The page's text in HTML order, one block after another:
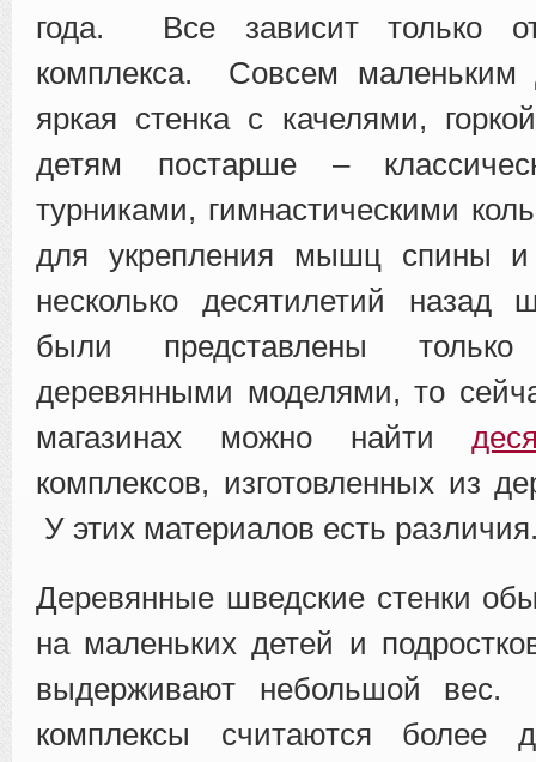
года. Все зависит только от
комплекса. Совсем маленьким
яркая стенка с качелями,
детям постарше –
турниками, гимнастическими
для укрепления мышц спины
несколько десятилетий назад
были представлены только
деревянными моделями, то
магазинах можно найти
комплексов, изготовленных из
У этих материалов есть
Деревянные шведские стенки
на маленьких детей и
выдерживают небольшой вес.
комплексы считаются более